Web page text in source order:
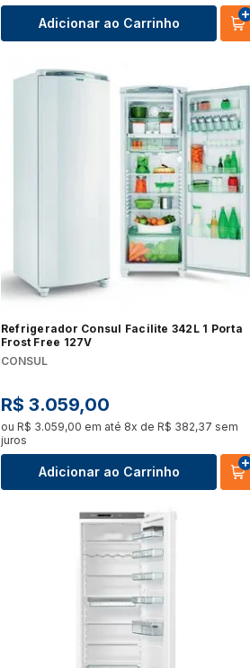
Adicionar ao Carrinho
Refrigerador Consul Facilite 342L 1 Porta
Frost Free 127V
CONSUL
R$ 3.059,00
ou R$ 3.059,00 em até 8x de R$ 382,37 sem
juros
Adicionar ao Carrinho